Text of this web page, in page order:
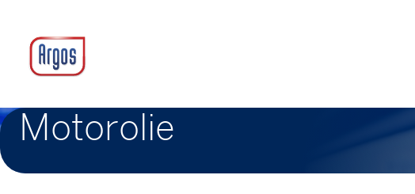
Motorolie